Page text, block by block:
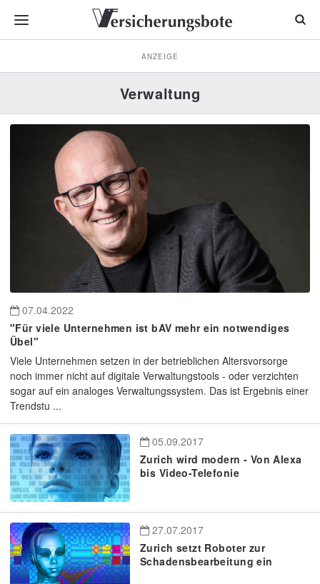
ANZEIGE
Verwaltung
07.04.2022
"Für viele Unternehmen ist bAV mehr ein notwendiges
Übel"
Viele Unternehmen setzen in der betrieblichen Altersvorsorge
noch immer nicht auf digitale Verwaltungstools - oder verzichten
sogar auf ein analoges Verwaltungssystem. Das ist Ergebnis einer
Trendstu ...
05.09.2017
Zurich wird modern - Von Alexa
bis Video-Telefonie
27.07.2017
Zurich setzt Roboter zur
Schadensbearbeitung ein